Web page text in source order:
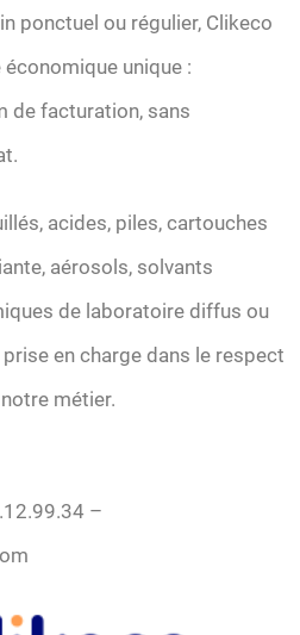
ponctuel ou régulier, Clikeco
unique :
de facturation, sans
acides, piles, cartouches
aérosols, solvants
de laboratoire diffus ou
en charge dans le respect
métier.
–